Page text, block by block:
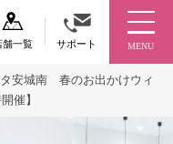
舗一覧 サポート MENU
安城南 春のお出かけウィ
催】